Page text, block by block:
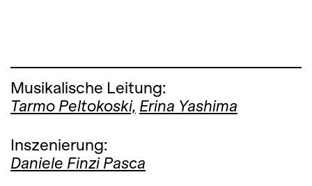
Musikalische Leitung:
Tarmo Peltokoski, Erina Yashima
Inszenierung:
Daniele Finzi Pasca